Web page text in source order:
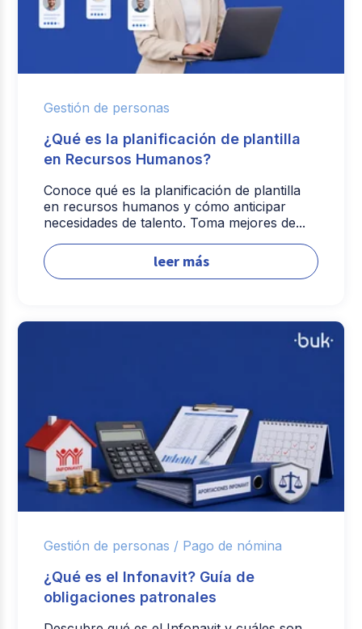
Gestión de personas
¿Qué es la planificación de plantilla
en Recursos Humanos?
Conoce qué es la planificación de plantilla
en recursos humanos y cómo anticipar
necesidades de talento. Toma mejores de...
leer más
Gestión de personas / Pago de nómina
¿Qué es el Infonavit? Guía de
obligaciones patronales